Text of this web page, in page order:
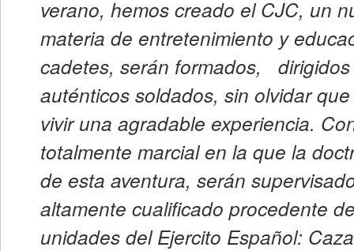
verano, hemos creado el CJC, un
materia de entretenimiento y
cadetes, serán formados,
auténticos soldados, sin olvidar
vivir una agradable experiencia.
totalmente marcial en la que la
de esta aventura, serán
altamente cualificado procedente
unidades del Ejercito Español: